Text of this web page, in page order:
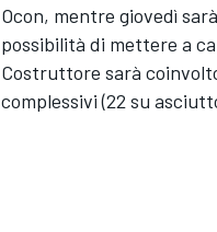
Ocon, mentre giovedì
possibilità di mettere a
Costruttore sarà
complessivi (22 su